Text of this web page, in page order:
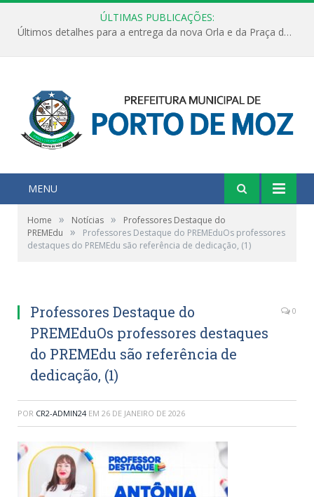
ÚLTIMAS PUBLICAÇÕES:
Últimos detalhes para a entrega da nova Orla e da Praça do Praião
MENU
Home » Notícias »
Professores Destaque do
PREMEdu
»
Professores Destaque do PREMEduOs professores
destaques do PREMEdu são referência de dedicação, (1)
Professores Destaque do
PREMEduOs professores destaques
do PREMEdu são referência de
dedicação, (1)
0
POR CR2-ADMIN24 EM 26 DE JANEIRO DE 2026